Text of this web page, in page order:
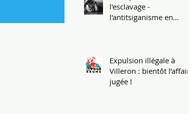
l'esclavage -
l'antitsiganisme en
Expulsion illégale à
Villeron : bientôt l’affaire
jugée !